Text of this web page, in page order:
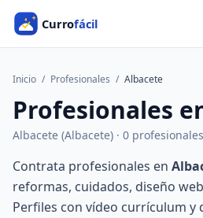
Inicio / Profesionales / Albacete
Profesionales
Albacete (Albacete) · 0 profesionales
Contrata profesionales en
reformas, cuidados, diseño
Perfiles con vídeo currículum y